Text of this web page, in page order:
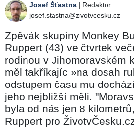
Josef Šťastna | Redaktor
josef.stastna@zivotvcesku.cz
Zpěvák skupiny Monkey
Ruppert (43) ve čtvrtek
rodinou v Jihomoravském
měl takříkajíc »​na dosah
odstupem času mu
jeho nejbližší měli.
byla od nás jen 8
Ruppert pro